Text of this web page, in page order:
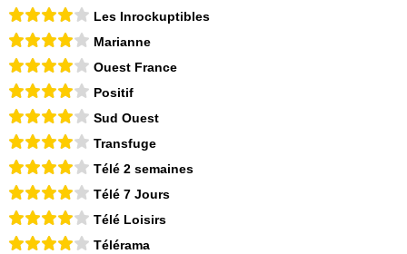
Les Inrockuptibles
Marianne
Ouest France
Positif
Sud Ouest
Transfuge
Télé 2 semaines
Télé 7 Jours
Télé Loisirs
Télérama